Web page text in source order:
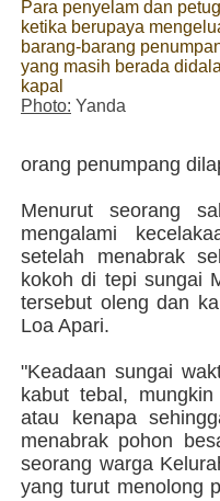
Para penyelam dan
ketika berupaya
barang-barang
yang masih berada
kapal
Photo: Yanda
orang penumpang
Menurut seorang
mengalami
setelah menabrak
kokoh di tepi sungai
tersebut oleng dan
Loa Apari.
"Keadaan sungai
kabut tebal,
atau kenapa
menabrak pohon
seorang warga
yang turut menolong